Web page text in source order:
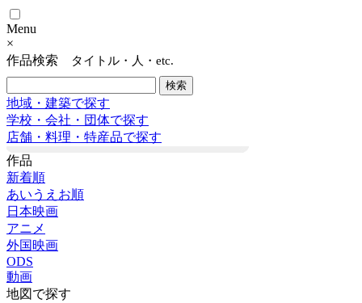
Menu
×
作品検索
タイトル・人・etc.
地域・建築で探す
学校・会社・団体で探す
店舗・料理・特産品で探す
作品
新着順
あいうえお順
日本映画
アニメ
外国映画
ODS
動画
地図で探す